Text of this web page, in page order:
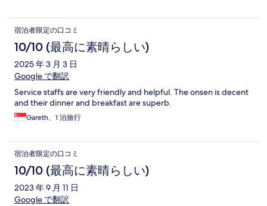
宿泊者限定の口コミ
10/10 (最高に素晴らしい)
2025 年 3 月 3 日
Google で翻訳
Service staffs are very friendly and helpful. The onsen is decent
and their dinner and breakfast are superb.
Gareth、1 泊旅行
宿泊者限定の口コミ
10/10 (最高に素晴らしい)
2023 年 9 月 11 日
Google で翻訳